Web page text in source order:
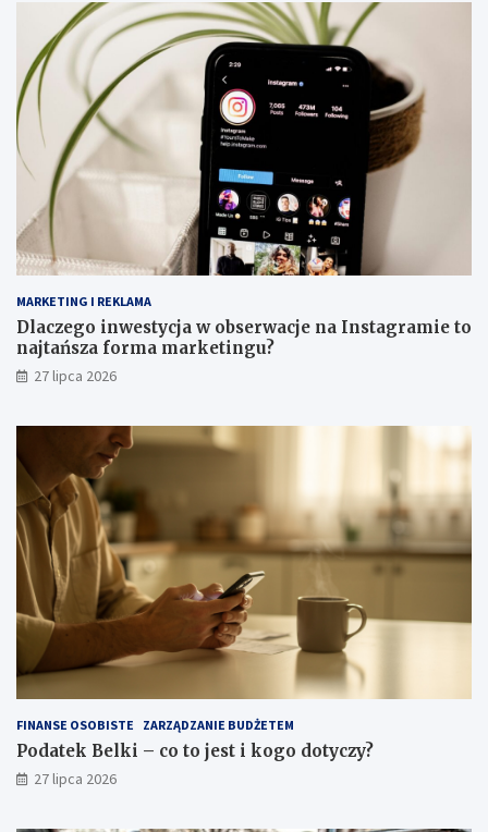
MARKETING I REKLAMA
Dlaczego inwestycja w obserwacje na Instagramie to
najtańsza forma marketingu?
27 lipca 2026
FINANSE OSOBISTE ZARZĄDZANIE BUDŻETEM
Podatek Belki – co to jest i kogo dotyczy?
27 lipca 2026